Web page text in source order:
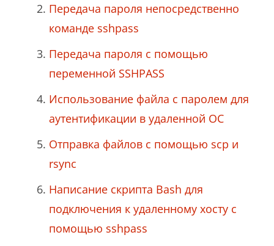
Передача пароля непосредственно
команде sshpass
Передача пароля с помощью
переменной SSHPASS
Использование файла с паролем для
аутентификации в удаленной ОС
Отправка файлов с помощью scp и
rsync
Написание скрипта Bash для
подключения к удаленному хосту с
помощью sshpass